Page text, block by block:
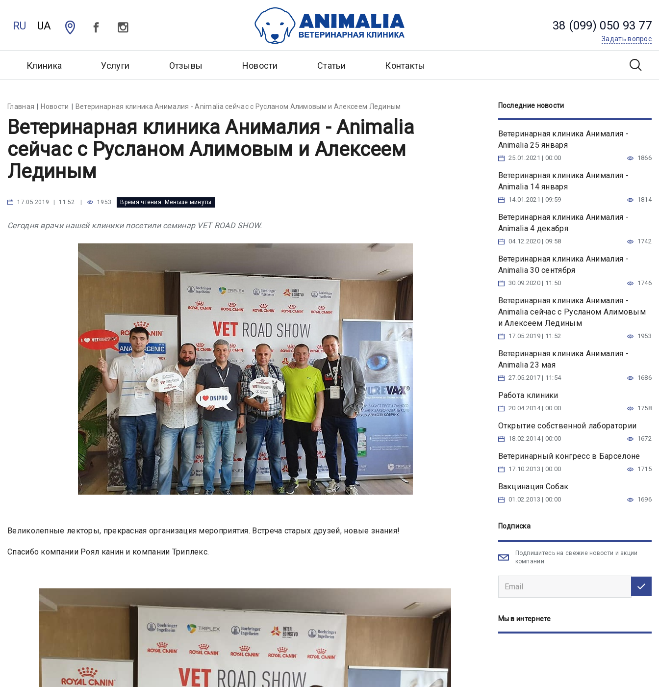
RU UA 38 (099) 050 93 77
Задать вопрос
Клиника Услуги Отзывы Новости Статьи Контакты
Главная Новости Ветеринарная клиника Анималия - Animalia сейчас с Русланом Алимовым и Алексеем Лединым
Ветеринарная клиника Анималия - Animalia
сейчас с Русланом Алимовым и Алексеем
Лединым
17.05.2019 | 11:52 1953 Время чтения: Меньше минуты
Сегодня врачи нашей клиники посетили семинар VET ROAD SHOW.
Великолепные лекторы, прекрасная организация мероприятия. Встреча старых друзей, новые знания!
Спасибо компании Роял канин и компании Триплекс.
Последние новости
Ветеринарная клиника Анималия -
Animalia 25 января
25.01.2021 | 00:00 1866
Ветеринарная клиника Анималия -
Animalia 14 января
14.01.2021 | 09:59 1814
Ветеринарная клиника Анималия -
Animalia 4 декабря
04.12.2020 | 09:58 1742
Ветеринарная клиника Анималия -
Animalia 30 сентября
30.09.2020 | 11:50 1746
Ветеринарная клиника Анималия -
Animalia сейчас с Русланом Алимовым
и Алексеем Лединым
17.05.2019 | 11:52 1953
Ветеринарная клиника Анималия -
Animalia 23 мая
27.05.2017 | 11:54 1686
Работа клиники
20.04.2014 | 00:00 1758
Открытие собственной лаборатории
18.02.2014 | 00:00 1672
Ветеринарный конгресс в Барселоне
17.10.2013 | 00:00 1715
Вакцинация Собак
01.02.2013 | 00:00 1696
Подписка
Подпишитесь на свежие новости и акции
компании
Мы в интернете